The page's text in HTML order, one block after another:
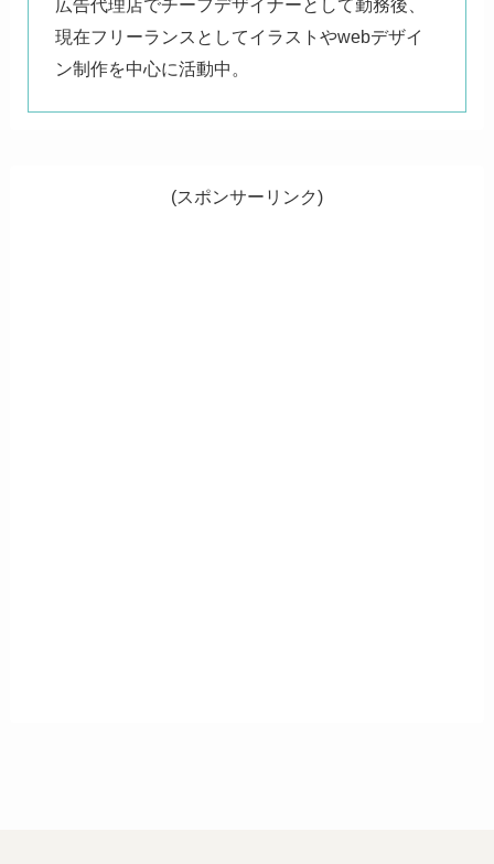
広告代理店でチーフデザイナーとして勤務後、
現在フリーランスとしてイラストやwebデザイ
ン制作を中心に活動中。
(スポンサーリンク)